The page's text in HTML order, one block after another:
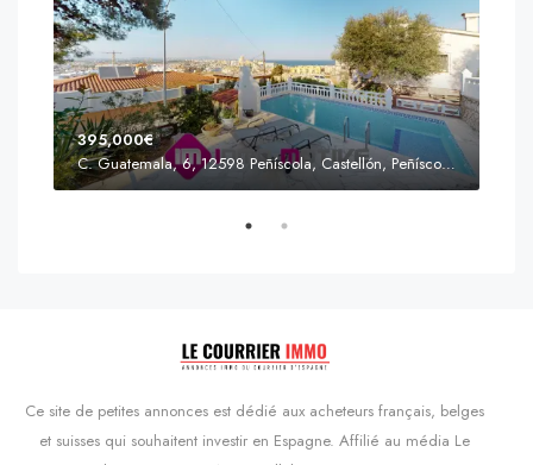
395,000€
C. Guatemala, 6, 12598 Peñíscola, Castellón, Peñíscola, Communauté valencienne
Ce site de petites annonces est dédié aux acheteurs français, belges
et suisses qui souhaitent investir en Espagne. Affilié au média Le